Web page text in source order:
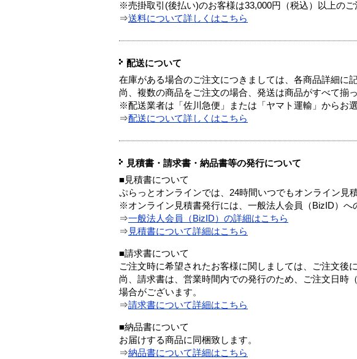
※売掛取引(後払い)のお客様は33,000円（税込）以上のご
⇒送料について詳しくはこちら
配送について
在庫がある場合のご注文につきましては、各商品詳細に
尚、複数の商品をご注文の場合、発送は商品がすべて揃
※配送業者は「佐川急便」または「ヤマト運輸」からお
⇒配送について詳しくはこちら
見積書・請求書・納品書等の発行について
■見積書について
ぷらっとオンラインでは、24時間いつでもオンライン見
※オンライン見積書発行には、一般法人会員（BizID）へ
⇒一般法人会員（BizID）の詳細はこちら
⇒ 見積書について詳細はこちら
■請求書について
ご注文時に希望されたお客様に関しましては、ご注文後
尚、請求書は、営業時間内での発行のため、ご注文日時
場合がございます。
⇒請求書について詳細はこちら
■納品書について
お届けする商品に同梱致します。
⇒納品書について詳細はこちら